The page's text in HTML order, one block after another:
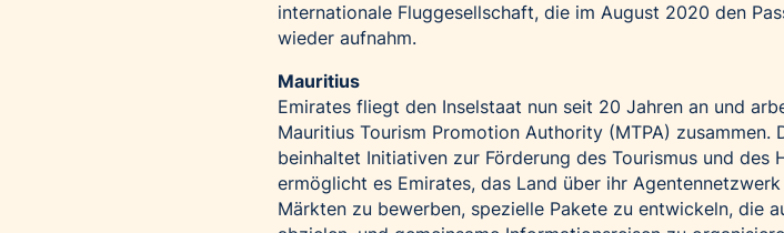
internationale Fluggesellschaft, die im August 2020 den
wieder aufnahm.
Mauritius
Emirates fliegt den Inselstaat nun seit 20 Jahren an und
Mauritius Tourism Promotion Authority (MTPA) zusammen.
beinhaltet Initiativen zur Förderung des Tourismus und des
ermöglicht es Emirates, das Land über ihr
Märkten zu bewerben, spezielle Pakete zu entwickeln, die